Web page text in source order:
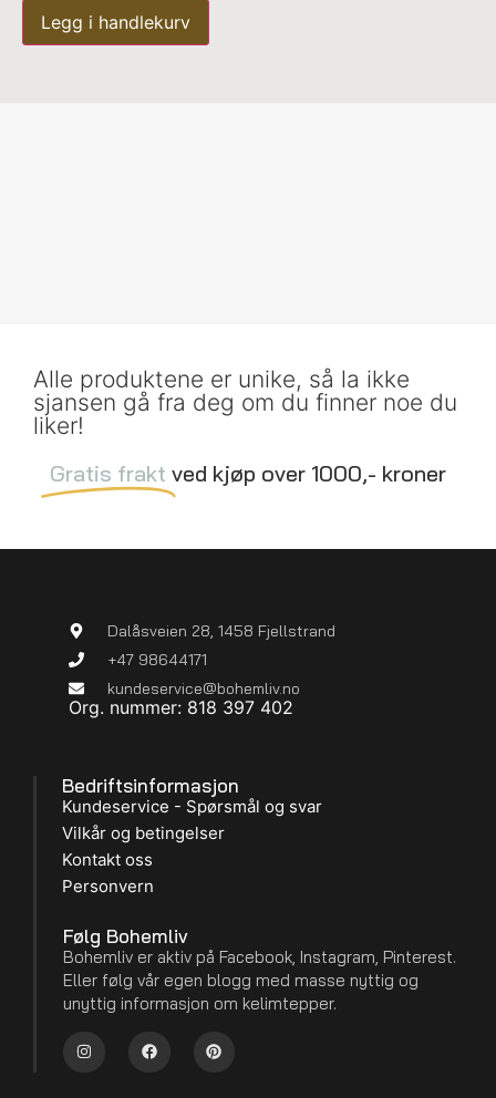
Legg i handlekurv
Alle produktene er unike, så la ikke
sjansen gå fra deg om du finner noe du
liker!
Gratis frakt ved kjøp over 1000,- kroner
Dalåsveien 28, 1458 Fjellstrand
+47 98644171
kundeservice@bohemliv.no
Org. nummer: 818 397 402
Bedriftsinformasjon
Kundeservice - Spørsmål og svar
Vilkår og betingelser
Kontakt oss
Personvern
Følg Bohemliv
Bohemliv er aktiv på Facebook, Instagram, Pinterest.
Eller følg vår egen blogg med masse nyttig og
unyttig informasjon om kelimtepper.